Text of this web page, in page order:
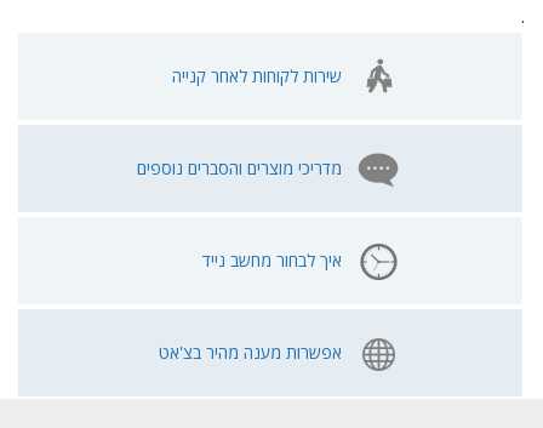
.
שירות לקוחות לאחר קנייה
מדריכי מוצרים והסברים נוספים
איך לבחור מחשב נייד
אפשרות מענה מהיר בצ'אט